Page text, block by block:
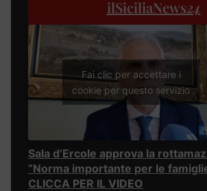
ilSiciliaNews24
Fai clic per accettare i
cookie per questo servizio
Sala d’Ercole approva la
“Norma importante per le
CLICCA PER IL VIDEO